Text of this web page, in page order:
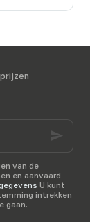
van de
en aanvaard
U kunt
intrekken
gaan.